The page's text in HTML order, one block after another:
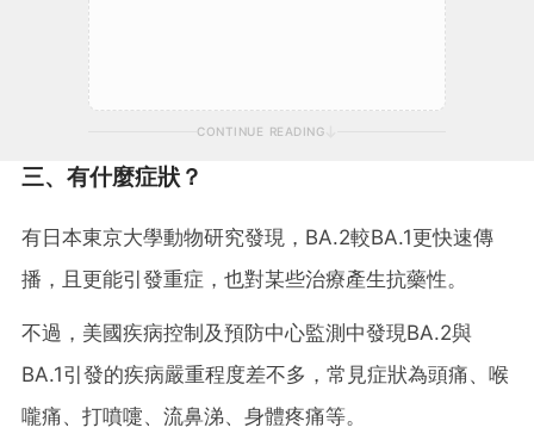
CONTINUE READING
三、有什麼症狀？
有日本東京大學動物研究發現，BA.2較BA.1更快速傳
播，且更能引發重症，也對某些治療產生抗藥性。
不過，美國疾病控制及預防中心監測中發現BA.2與
BA.1引發的疾病嚴重程度差不多，常見症狀為頭痛、喉
嚨痛、打噴嚏、流鼻涕、身體疼痛等。